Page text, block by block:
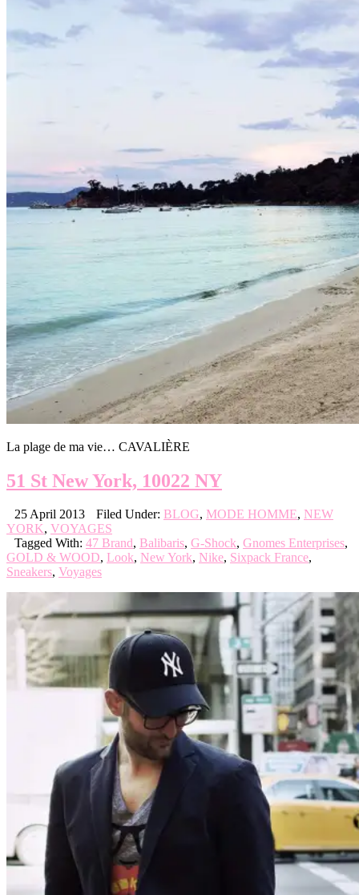
La plage de ma vie… CAVALIÈRE
51 St New York, 10022 NY
25 April 2013 Filed Under: BLOG, MODE HOMME, NEW
YORK, VOYAGES
Tagged With: 47 Brand, Balibaris, G-Shock, Gnomes Enterprises,
GOLD & WOOD, Look, New York, Nike, Sixpack France,
Sneakers, Voyages